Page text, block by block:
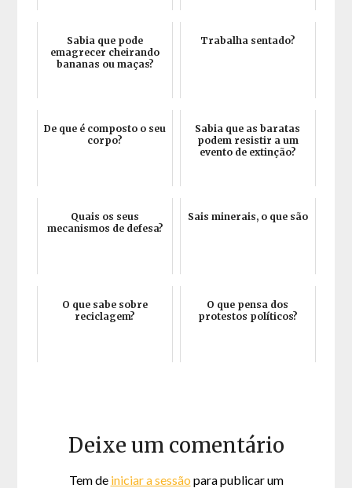
Sabia que pode
emagrecer cheirando
bananas ou maças?
Trabalha sentado?
De que é composto o seu
corpo?
Sabia que as baratas
podem resistir a um
evento de extinção?
Quais os seus
mecanismos de defesa?
Sais minerais, o que são
O que sabe sobre
reciclagem?
O que pensa dos
protestos políticos?
Deixe um comentário
Tem de iniciar a sessão para publicar um